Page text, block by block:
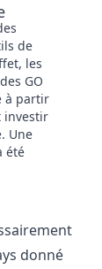
de
les
GO
à partir
investir
Une
été
donné